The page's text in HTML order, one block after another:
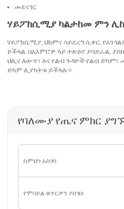
መደናገር
ሃይፖክሲሚያ ካልታከመ ምን
ሃይፖክሲሚያ, ህክምና ሳይደረግ ሲቀር,
ይችላል. በአእምሮዎ ላይ ተጽዕኖ ያሳድራል,
ህሊና ለውጥ፣ እና የልብ ጉዳዮች የልብ ድካም፣
ድካም ሊያካትቱ ይችላሉ።
የባለሙያ የጤና ምክር ያግኙ